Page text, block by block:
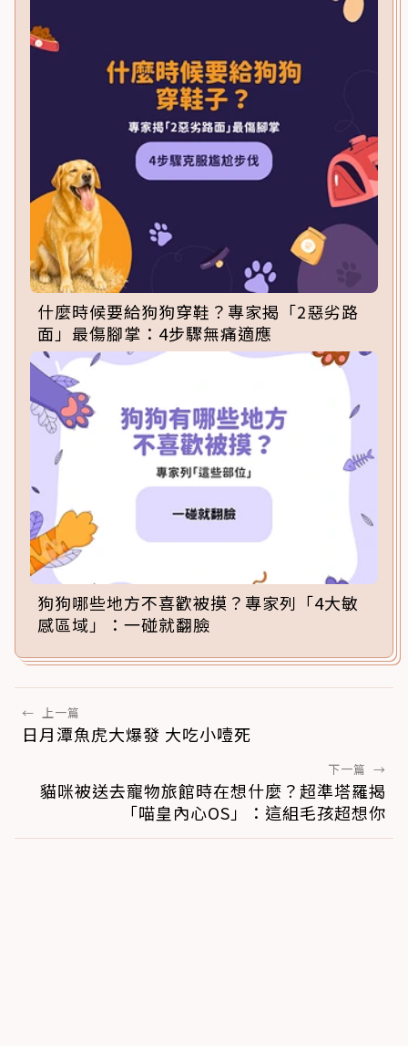
什麼時候要給狗狗穿鞋？專家揭「2惡劣路
面」最傷腳掌：4步驟無痛適應
狗狗哪些地方不喜歡被摸？專家列「4大敏
感區域」：一碰就翻臉
← 上一篇
日月潭魚虎大爆發 大吃小噎死
下一篇 →
貓咪被送去寵物旅館時在想什麼？超準塔羅揭
「喵皇內心OS」：這組毛孩超想你